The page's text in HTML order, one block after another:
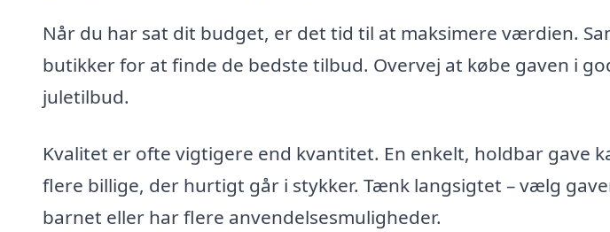
Når du har sat dit budget, er det tid til at maksimere værdien.
butikker for at finde de bedste tilbud. Overvej at købe gaven i
juletilbud.
Kvalitet er ofte vigtigere end kvantitet. En enkelt, holdbar gave
flere billige, der hurtigt går i stykker. Tænk langsigtet – vælg
barnet eller har flere anvendelsesmuligheder.